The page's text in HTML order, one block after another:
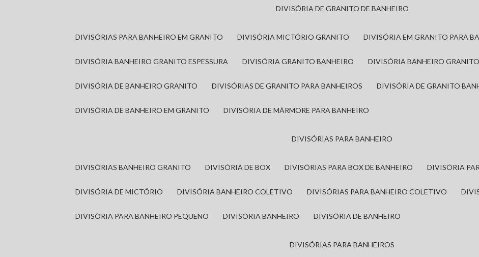
DIVISÓRIA DE GRANITO DE BANHEIRO
DIVISÓRIAS PARA BANHEIRO EM GRANITO DIVISÓRIA MICTÓRIO GRANITO DIVISÓRIA EM GRANITO PARA
DIVISÓRIA BANHEIRO GRANITO ESPESSURA DIVISÓRIA GRANITO BANHEIRO DIVISÓRIA BANHEIRO GRANITO
DIVISÓRIA DE BANHEIRO GRANITO DIVISÓRIAS DE GRANITO PARA BANHEIROS DIVISÓRIA DE GRANITO
DIVISÓRIA DE BANHEIRO EM GRANITO DIVISÓRIA DE MÁRMORE PARA BANHEIRO
DIVISÓRIAS PARA BANHEIRO
DIVISÓRIAS BANHEIRO GRANITO DIVISÓRIA DE BOX DIVISÓRIAS PARA BOX DE BANHEIRO DIVISÓRIA
DIVISÓRIA DE MICTÓRIO DIVISÓRIA BANHEIRO COLETIVO DIVISÓRIAS PARA BANHEIRO COLETIVO
DIVISÓRIA PARA BANHEIRO PEQUENO DIVISÓRIA BANHEIRO DIVISÓRIA DE BANHEIRO
DIVISÓRIAS PARA BANHEIROS